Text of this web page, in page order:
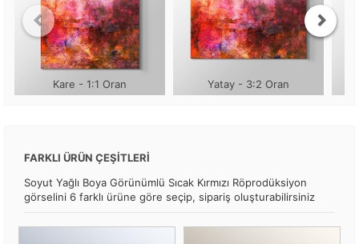
Kare - 1:1 Oran Yatay - 3:2 Oran
FARKLI ÜRÜN ÇEŞİTLERİ
Soyut Yağlı Boya Görünümlü Sıcak Kırmızı Röprodüksiyon
görselini 6 farklı ürüne göre seçip, sipariş oluşturabilirsiniz